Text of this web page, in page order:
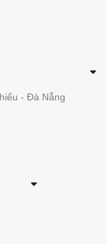
- Đà Nẵng